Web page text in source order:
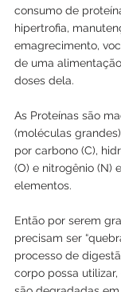
consumo de
hipertrofia,
emagrecimento,
de uma
doses dela.
As Proteínas são
(moléculas
por carbono (C),
(O) e nitrogênio (N)
elementos.
Então por serem
precisam ser
processo de
corpo possa